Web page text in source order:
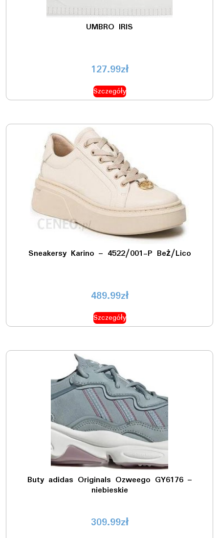
UMBRO IRIS
127.99zł
Szczegóły
Sneakersy Karino – 4522/001-P Beż/Lico
489.99zł
Szczegóły
Buty adidas Originals Ozweego GY6176 –
niebieskie
309.99zł